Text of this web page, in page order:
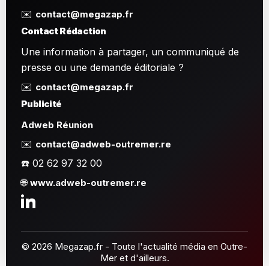
✉️ contact@megazap.fr
Contact Rédaction
Une information à partager, un communiqué de
presse ou une demande éditoriale ?
✉️ contact@megazap.fr
Publicité
Adweb Réunion
✉️ contact@adweb-outremer.re
☎️ 02 62 97 32 00
🌐www.adweb-outremer.re
© 2026 Megazap.fr - Toute l'actualité média en Outre-
Mer et d'ailleurs.